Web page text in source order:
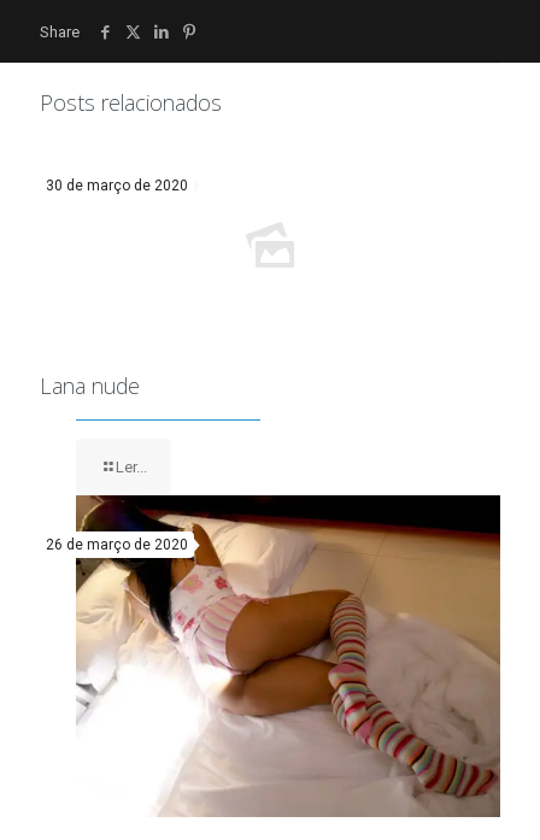
Share
Posts relacionados
30 de março de 2020
Lana nude
Ler...
26 de março de 2020